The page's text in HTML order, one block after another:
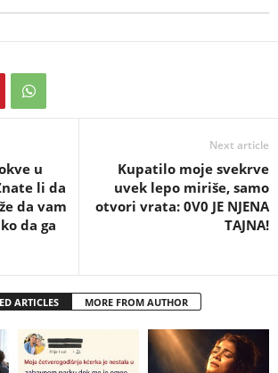
u
li da
da vam
da ga
Next article
Kupatilo moje svekrve
uvek lepo miriše, samo
otvori vrata: 0V0 JE NJENA
TAJNA!
ARTICLES MORE FROM AUTHOR